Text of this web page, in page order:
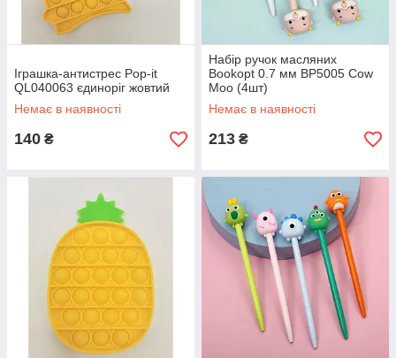
Іграшка-антистрес Pop-it
QL040063 єдиноріг жовтий
Немає в наявності
140 ₴
Набір ручок масляних
Bookopt 0.7 мм BP5005 Cow
Moo (4шт)
Немає в наявності
213 ₴